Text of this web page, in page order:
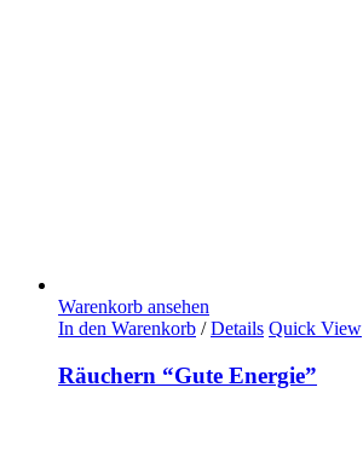
Warenkorb ansehen
In den Warenkorb / Details Quick View
Räuchern “Gute Energie”